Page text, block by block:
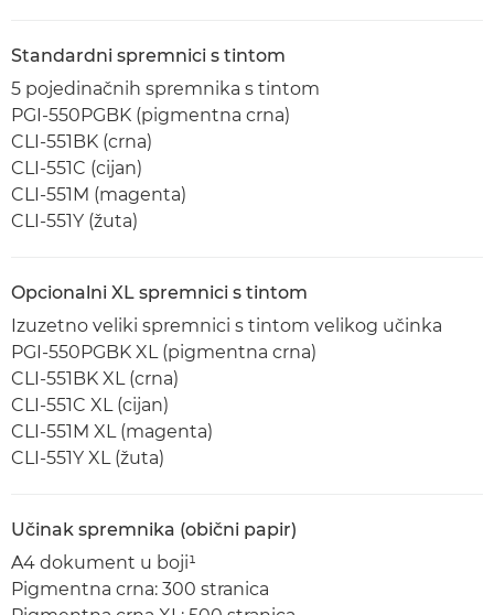
Standardni spremnici s tintom
5 pojedinačnih spremnika s tintom
PGI-550PGBK (pigmentna crna)
CLI-551BK (crna)
CLI-551C (cijan)
CLI-551M (magenta)
CLI-551Y (žuta)
Opcionalni XL spremnici s tintom
Izuzetno veliki spremnici s tintom velikog učinka
PGI-550PGBK XL (pigmentna crna)
CLI-551BK XL (crna)
CLI-551C XL (cijan)
CLI-551M XL (magenta)
CLI-551Y XL (žuta)
Učinak spremnika (obični papir)
A4 dokument u boji¹
Pigmentna crna: 300 stranica